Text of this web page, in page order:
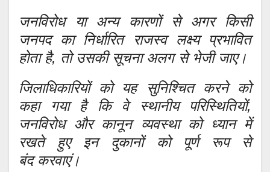
जनविरोध या अन्य कारणों से अगर किसी
जनपद का निर्धारित राजस्व लक्ष्य प्रभावित
होता है, तो उसकी सूचना अलग से भेजी जाए।
जिलाधिकारियों को यह सुनिश्चित करने को
कहा गया है कि वे स्थानीय परिस्थितियों,
जनविरोध और कानून व्यवस्था को ध्यान में
रखते हुए इन दुकानों को पूर्ण रूप से
बंद करवाएं।